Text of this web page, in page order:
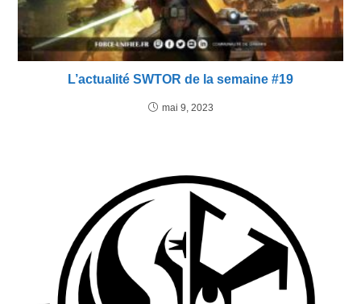
L’actualité SWTOR de la semaine #19
mai 9, 2023